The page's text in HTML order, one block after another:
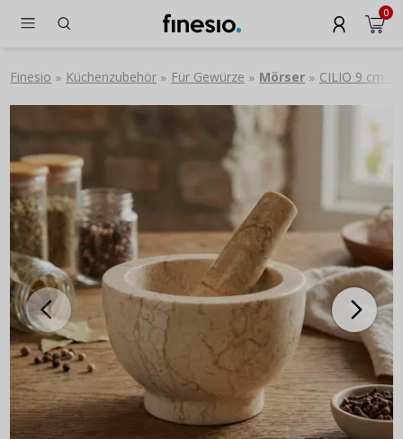
0
Finesio » Küchenzubehör » Für Gewürze » Mörser » CILIO 9 cm -